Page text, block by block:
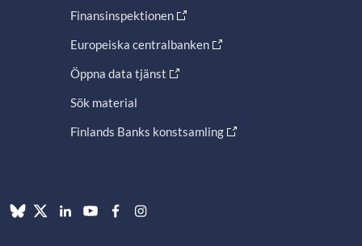
Finansinspektionen
Europeiska centralbanken
Öppna data tjänst
Sök material
Finlands Banks konstsamling